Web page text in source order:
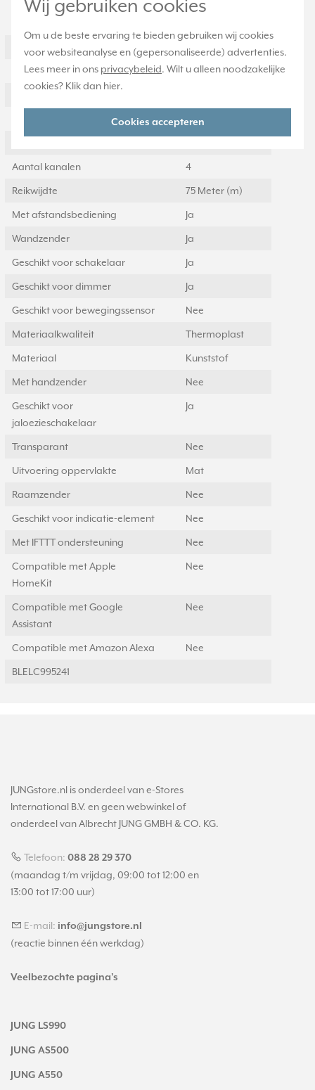
Wij gebruiken cookies
Om u de beste ervaring te bieden gebruiken wij cookies
voor websiteanalyse en (gepersonaliseerde) advertenties.
Lees meer in ons privacybeleid. Wilt u alleen noodzakelijke
cookies? Klik dan hier.
Cookies accepteren
Montagewijze Opbouw
Kleur Overig
Oppervlaktebescherming Gelakt
Aantal kanalen 4
Reikwijdte 75 Meter (m)
Met afstandsbediening Ja
Wandzender Ja
Geschikt voor schakelaar Ja
Geschikt voor dimmer Ja
Geschikt voor bewegingssensor Nee
Materiaalkwaliteit Thermoplast
Materiaal Kunststof
Met handzender Nee
Geschikt voor
jaloezieschakelaar
Ja
Transparant Nee
Uitvoering oppervlakte Mat
Raamzender Nee
Geschikt voor indicatie-element Nee
Met IFTTT ondersteuning Nee
Compatible met Apple
HomeKit
Nee
Compatible met Google
Assistant
Nee
Compatible met Amazon Alexa Nee
BLELC995241
JUNGstore.nl is onderdeel van e-Stores
International B.V. en geen webwinkel of
onderdeel van Albrecht JUNG GMBH & CO. KG.
Telefoon: 088 28 29 370
(maandag t/m vrijdag, 09:00 tot 12:00 en
13:00 tot 17:00 uur)
E-mail: info@jungstore.nl
(reactie binnen één werkdag)
Veelbezochte pagina's
JUNG LS990
JUNG AS500
JUNG A550